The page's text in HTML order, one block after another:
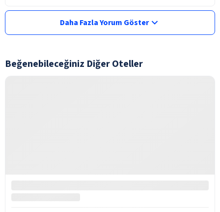
Daha Fazla Yorum Göster
Beğenebileceğiniz Diğer Oteller